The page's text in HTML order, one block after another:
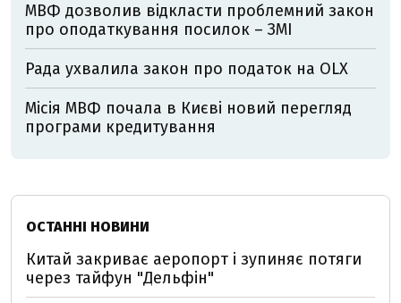
МВФ дозволив відкласти проблемний закон
про оподаткування посилок – ЗМІ
Рада ухвалила закон про податок на OLX
Місія МВФ почала в Києві новий перегляд
програми кредитування
ОСТАННІ НОВИНИ
Китай закриває аеропорт і зупиняє потяги
через тайфун "Дельфін"